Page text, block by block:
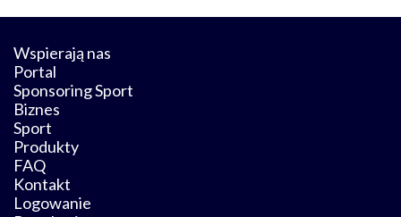
Wspierają nas
Portal
Sponsoring Sport
Biznes
Sport
Produkty
FAQ
Kontakt
Logowanie